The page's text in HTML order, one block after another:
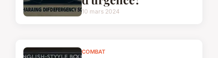
10 mars 2024
COMBAT